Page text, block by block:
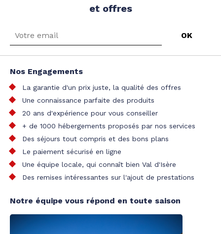
et offres
Nos Engagements
La garantie d'un prix juste, la qualité des offres
Une connaissance parfaite des produits
20 ans d'expérience pour vous conseiller
+ de 1000 hébergements proposés par nos services
Des séjours tout compris et des bons plans
Le paiement sécurisé en ligne
Une équipe locale, qui connaît bien Val d'Isère
Des remises intéressantes sur l'ajout de prestations
Notre équipe vous répond en toute saison